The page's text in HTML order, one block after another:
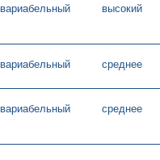
вариабельный высокий
вариабельный среднее
вариабельный среднее